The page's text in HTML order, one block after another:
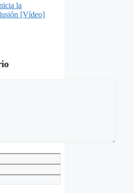
la
[Vídeo]